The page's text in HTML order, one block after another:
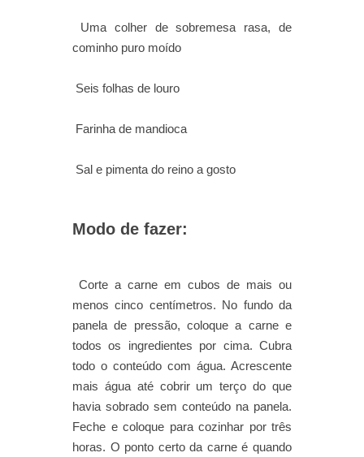
Uma colher de sobremesa rasa, de
cominho puro moído
Seis folhas de louro
Farinha de mandioca
Sal e pimenta do reino a gosto
Modo de fazer:
Corte a carne em cubos de mais ou
menos cinco centímetros. No fundo da
panela de pressão, coloque a carne e
todos os ingredientes por cima. Cubra
todo o conteúdo com água. Acrescente
mais água até cobrir um terço do que
havia sobrado sem conteúdo na panela.
Feche e coloque para cozinhar por três
horas. O ponto certo da carne é quando